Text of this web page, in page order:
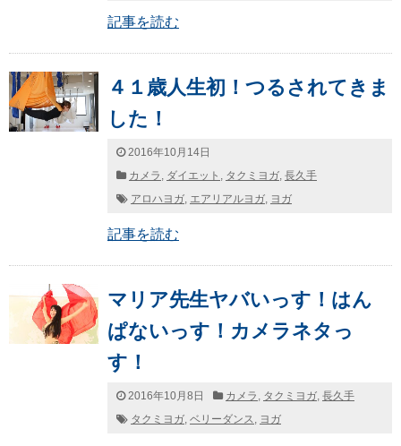
記事を読む
４１歳人生初！つるされてきま
した！
2016年10月14日
カメラ , ダイエット , タクミヨガ, 長久手
アロハヨガ, エアリアルヨガ, ヨガ
記事を読む
マリア先生ヤバいっす！はん
ぱないっす！カメラネタっ
す！
2016年10月8日 カメラ , タクミヨガ, 長久手
タクミヨガ, ベリーダンス, ヨガ